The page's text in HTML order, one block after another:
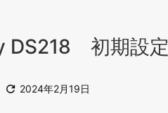
DS218 初期設定
 2024年2月19日